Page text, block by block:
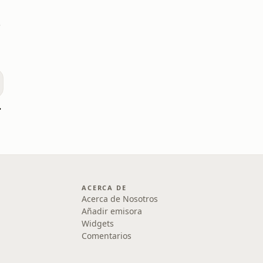
ACERCA DE
Acerca de Nosotros
Añadir emisora
Widgets
Comentarios